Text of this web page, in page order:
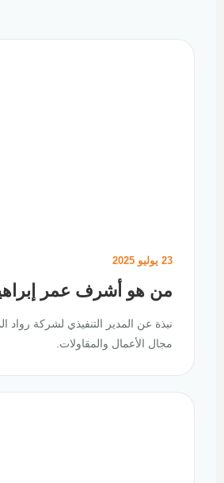
23 يوليو 2025
من هو أشرف عمر
نبذة عن المدير التنفيذي لشركة رواد
مجال الأعمال والمقاولات.